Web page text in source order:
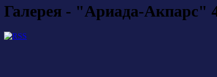
Галерея - "Ариада-Акпарс"